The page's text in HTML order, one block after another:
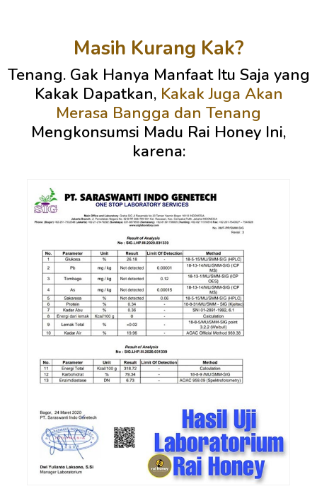
Masih Kurang Kak?
Tenang. Gak Hanya Manfaat Itu Saja yang
Kakak Dapatkan, Kakak Juga Akan
Merasa Bangga dan Tenang
Mengkonsumsi Madu Rai Honey Ini,
karena: